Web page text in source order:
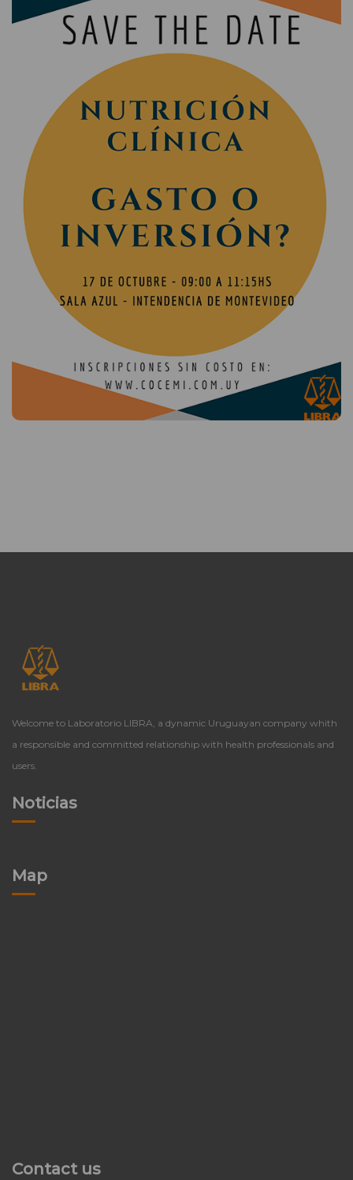
Welcome to Laboratorio LIBRA, a dynamic Uruguayan company whith
a responsible and committed relationship with health professionals and
users.
Noticias
Map
Contact us